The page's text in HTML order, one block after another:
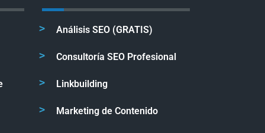
Análisis SEO (GRATIS)
Consultoría SEO Profesional
Linkbuilding
Marketing de Contenido